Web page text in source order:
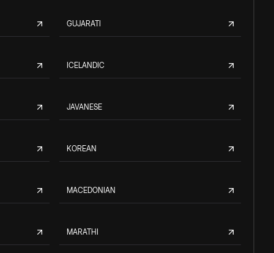
GUJARATI
ICELANDIC
JAVANESE
KOREAN
MACEDONIAN
MARATHI